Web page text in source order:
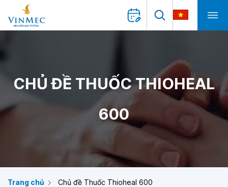
CHỦ ĐỀ THUỐC THIOHEAL
600
Trang chủ Chủ đề Thuốc Thioheal 600